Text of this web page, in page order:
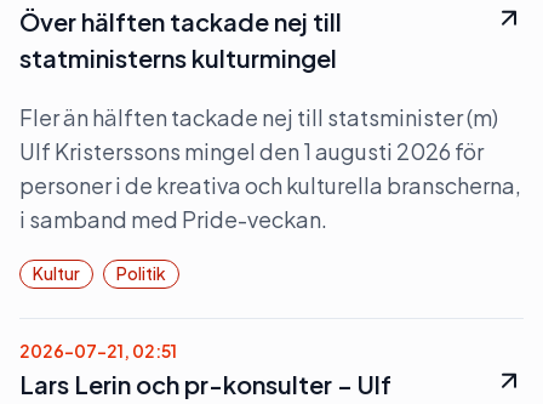
Över hälften tackade nej till
statministerns kulturmingel
Fler än hälften tackade nej till statsminister (m)
Ulf Kristerssons mingel den 1 augusti 2026 för
personer i de kreativa och kulturella branscherna,
i samband med Pride-veckan.
Kultur Politik
2026-07-21, 02:51
Lars Lerin och pr-konsulter – Ulf